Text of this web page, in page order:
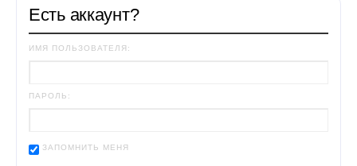
Есть аккаунт?
ИМЯ ПОЛЬЗОВАТЕЛЯ:
ПАРОЛЬ:
ЗАПОМНИТЬ МЕНЯ